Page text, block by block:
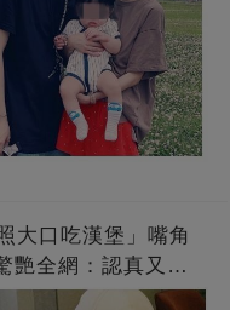
大口吃漢堡」嘴角
全網：認真又美